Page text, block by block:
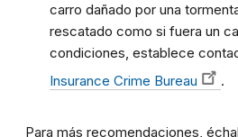
carro dañado por una
rescatado como si fuera un
condiciones, establece
Insurance Crime Bureau
.
Para más recomendaciones,